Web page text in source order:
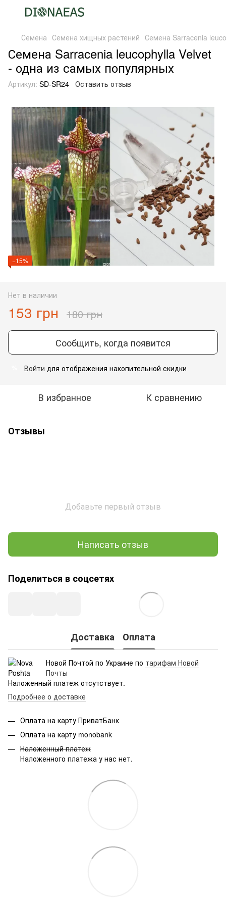
Семена Семена хищных растений Семена Sarracenia
Семена Sarracenia leucophylla Velvet
- одна из самых популярных
Артикул: SD-SR24 Оставить отзыв
−15%
Нет в наличии
153 грн 180 грн
Сообщить, когда появится
Войти для отображения накопительной скидки
В избранное К сравнению
Отзывы
Добавьте первый отзыв
Написать отзыв
Поделиться в соцсетях
Доставка Оплата
Новой Почтой по Украине по тарифам Новой
Почты
Наложенный платеж отсутствует.
Подробнее о доставке
Оплата на карту ПриватБанк
Оплата на карту monobank
Наложенный платеж
Наложенного платежа у нас нет.